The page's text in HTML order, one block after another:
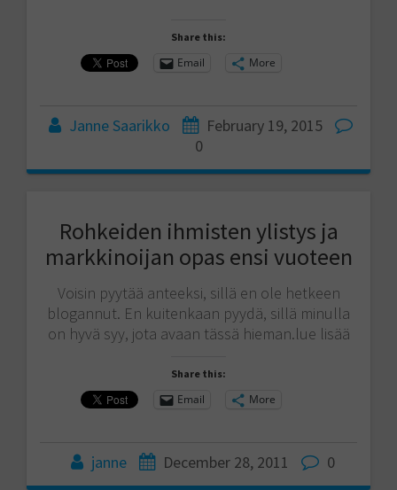
Share this:
Email More
Janne Saarikko
February 19, 2015
0
Rohkeiden ihmisten ylistys ja
markkinoijan opas ensi vuoteen
Voisin pyytää anteeksi, sillä en ole hetkeen
blogannut. En kuitenkaan pyydä, sillä minulla
on hyvä syy, jota avaan tässä hieman.lue lisää
Share this:
Email More
janne December 28, 2011 0